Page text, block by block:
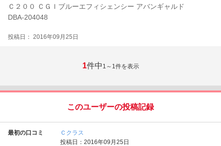
Ｃ２００ ＣＧＩブルーエフィシェンシー アバンギャルド
DBA-204048
投稿日： 2016年09月25日
1件中 1～1件を表示
このユーザーの投稿記録
最初の口コミ
Ｃクラス
投稿日：2016年09月25日